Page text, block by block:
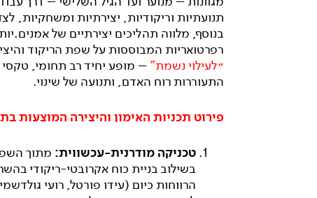
תנועתיות וריקודיות, יצירתיות ומשחקיות,
בנוסף, מלווה תהליכים יצירתיים של
רפרטואריות המבוססות על שפת הריקוד
״לעילוי נשמת" – מופע יחיד רב תחומי,
התעוררות רוח האדם, ותנועה של שינוי.
פירוט תכניות האימון והיצירה המוצעות
טכניקה מודרנית-עכשווית: מתוך
בשילוב בניית כוח אקרובטי-ריקודי
הרווחות כיום (עידו פורטל, רועי